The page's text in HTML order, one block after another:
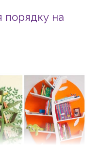
порядку на